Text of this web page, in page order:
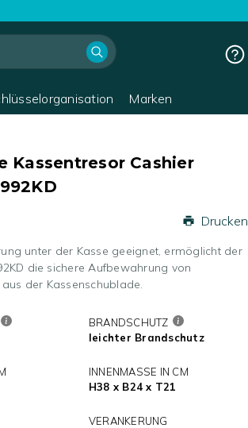
Marken
Kassentresor Cashier
Drucken
unter der Kasse geeignet, ermöglicht der
die sichere Aufbewahrung von
der Kassenschublade.
BRANDSCHUTZ
leichter Brandschutz
INNENMASSE IN CM
H38 x B24 x T21
VERANKERUNG